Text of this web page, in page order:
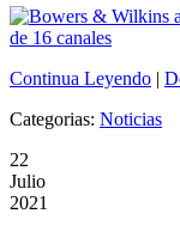
Continua Leyendo |
Categorias: Noticias
22
Julio
2021